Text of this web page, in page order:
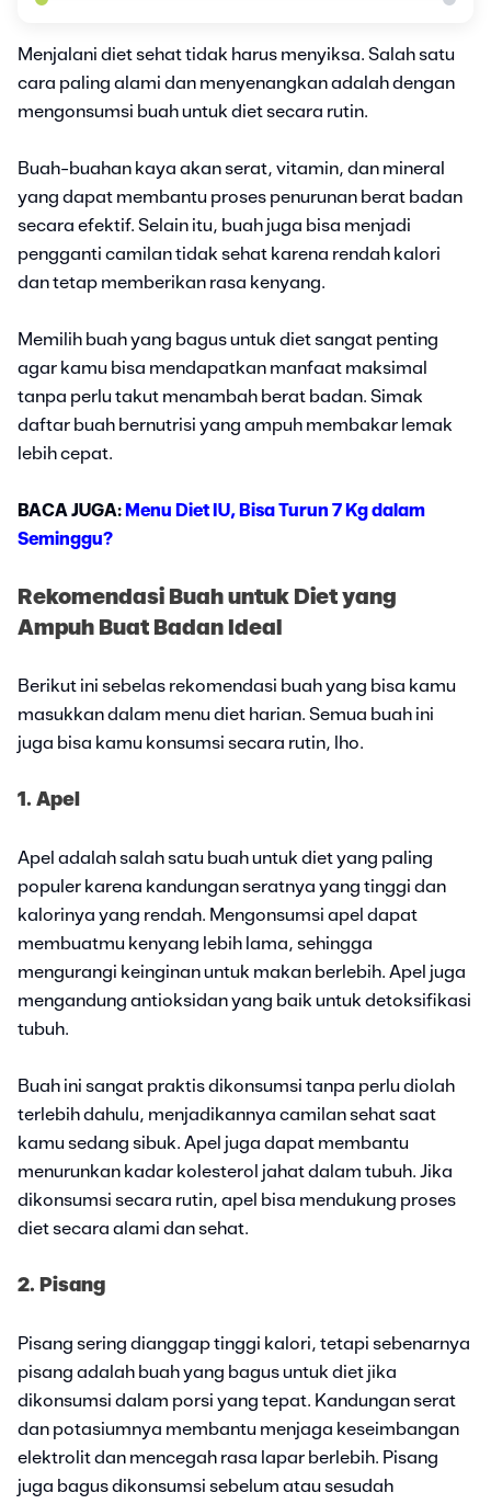
Menjalani diet sehat tidak harus menyiksa. Salah satu
cara paling alami dan menyenangkan adalah dengan
mengonsumsi buah untuk diet secara rutin.
Buah-buahan kaya akan serat, vitamin, dan mineral
yang dapat membantu proses penurunan berat badan
secara efektif. Selain itu, buah juga bisa menjadi
pengganti camilan tidak sehat karena rendah kalori
dan tetap memberikan rasa kenyang.
Memilih buah yang bagus untuk diet sangat penting
agar kamu bisa mendapatkan manfaat maksimal
tanpa perlu takut menambah berat badan. Simak
daftar buah bernutrisi yang ampuh membakar lemak
lebih cepat.
BACA JUGA: Menu Diet IU, Bisa Turun 7 Kg dalam
Seminggu?
Rekomendasi Buah untuk Diet yang
Ampuh Buat Badan Ideal
Berikut ini sebelas rekomendasi buah yang bisa kamu
masukkan dalam menu diet harian. Semua buah ini
juga bisa kamu konsumsi secara rutin, lho.
1. Apel
Apel adalah salah satu buah untuk diet yang paling
populer karena kandungan seratnya yang tinggi dan
kalorinya yang rendah. Mengonsumsi apel dapat
membuatmu kenyang lebih lama, sehingga
mengurangi keinginan untuk makan berlebih. Apel juga
mengandung antioksidan yang baik untuk detoksifikasi
tubuh.
Buah ini sangat praktis dikonsumsi tanpa perlu diolah
terlebih dahulu, menjadikannya camilan sehat saat
kamu sedang sibuk. Apel juga dapat membantu
menurunkan kadar kolesterol jahat dalam tubuh. Jika
dikonsumsi secara rutin, apel bisa mendukung proses
diet secara alami dan sehat.
2. Pisang
Pisang sering dianggap tinggi kalori, tetapi sebenarnya
pisang adalah buah yang bagus untuk diet jika
dikonsumsi dalam porsi yang tepat. Kandungan serat
dan potasiumnya membantu menjaga keseimbangan
elektrolit dan mencegah rasa lapar berlebih. Pisang
juga bagus dikonsumsi sebelum atau sesudah